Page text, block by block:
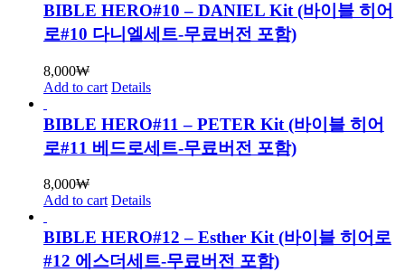
BIBLE HERO#10 – DANIEL Kit (바이블 히어
로#10 다니엘세트-무료버전 포함)
8,000₩
Add to cart Details
BIBLE HERO#11 – PETER Kit (바이블 히어
로#11 베드로세트-무료버전 포함)
8,000₩
Add to cart Details
BIBLE HERO#12 – Esther Kit (바이블 히어로
#12 에스더세트-무료버전 포함)